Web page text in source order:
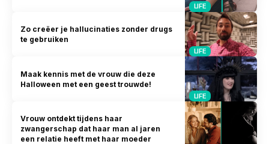
LIFE
LIFE
Zo creëer je hallucinaties zonder drugs
te gebruiken
LIFE
Maak kennis met de vrouw die deze
Halloween met een geest trouwde!
Vrouw ontdekt tijdens haar
zwangerschap dat haar man al jaren
een relatie heeft met haar moeder